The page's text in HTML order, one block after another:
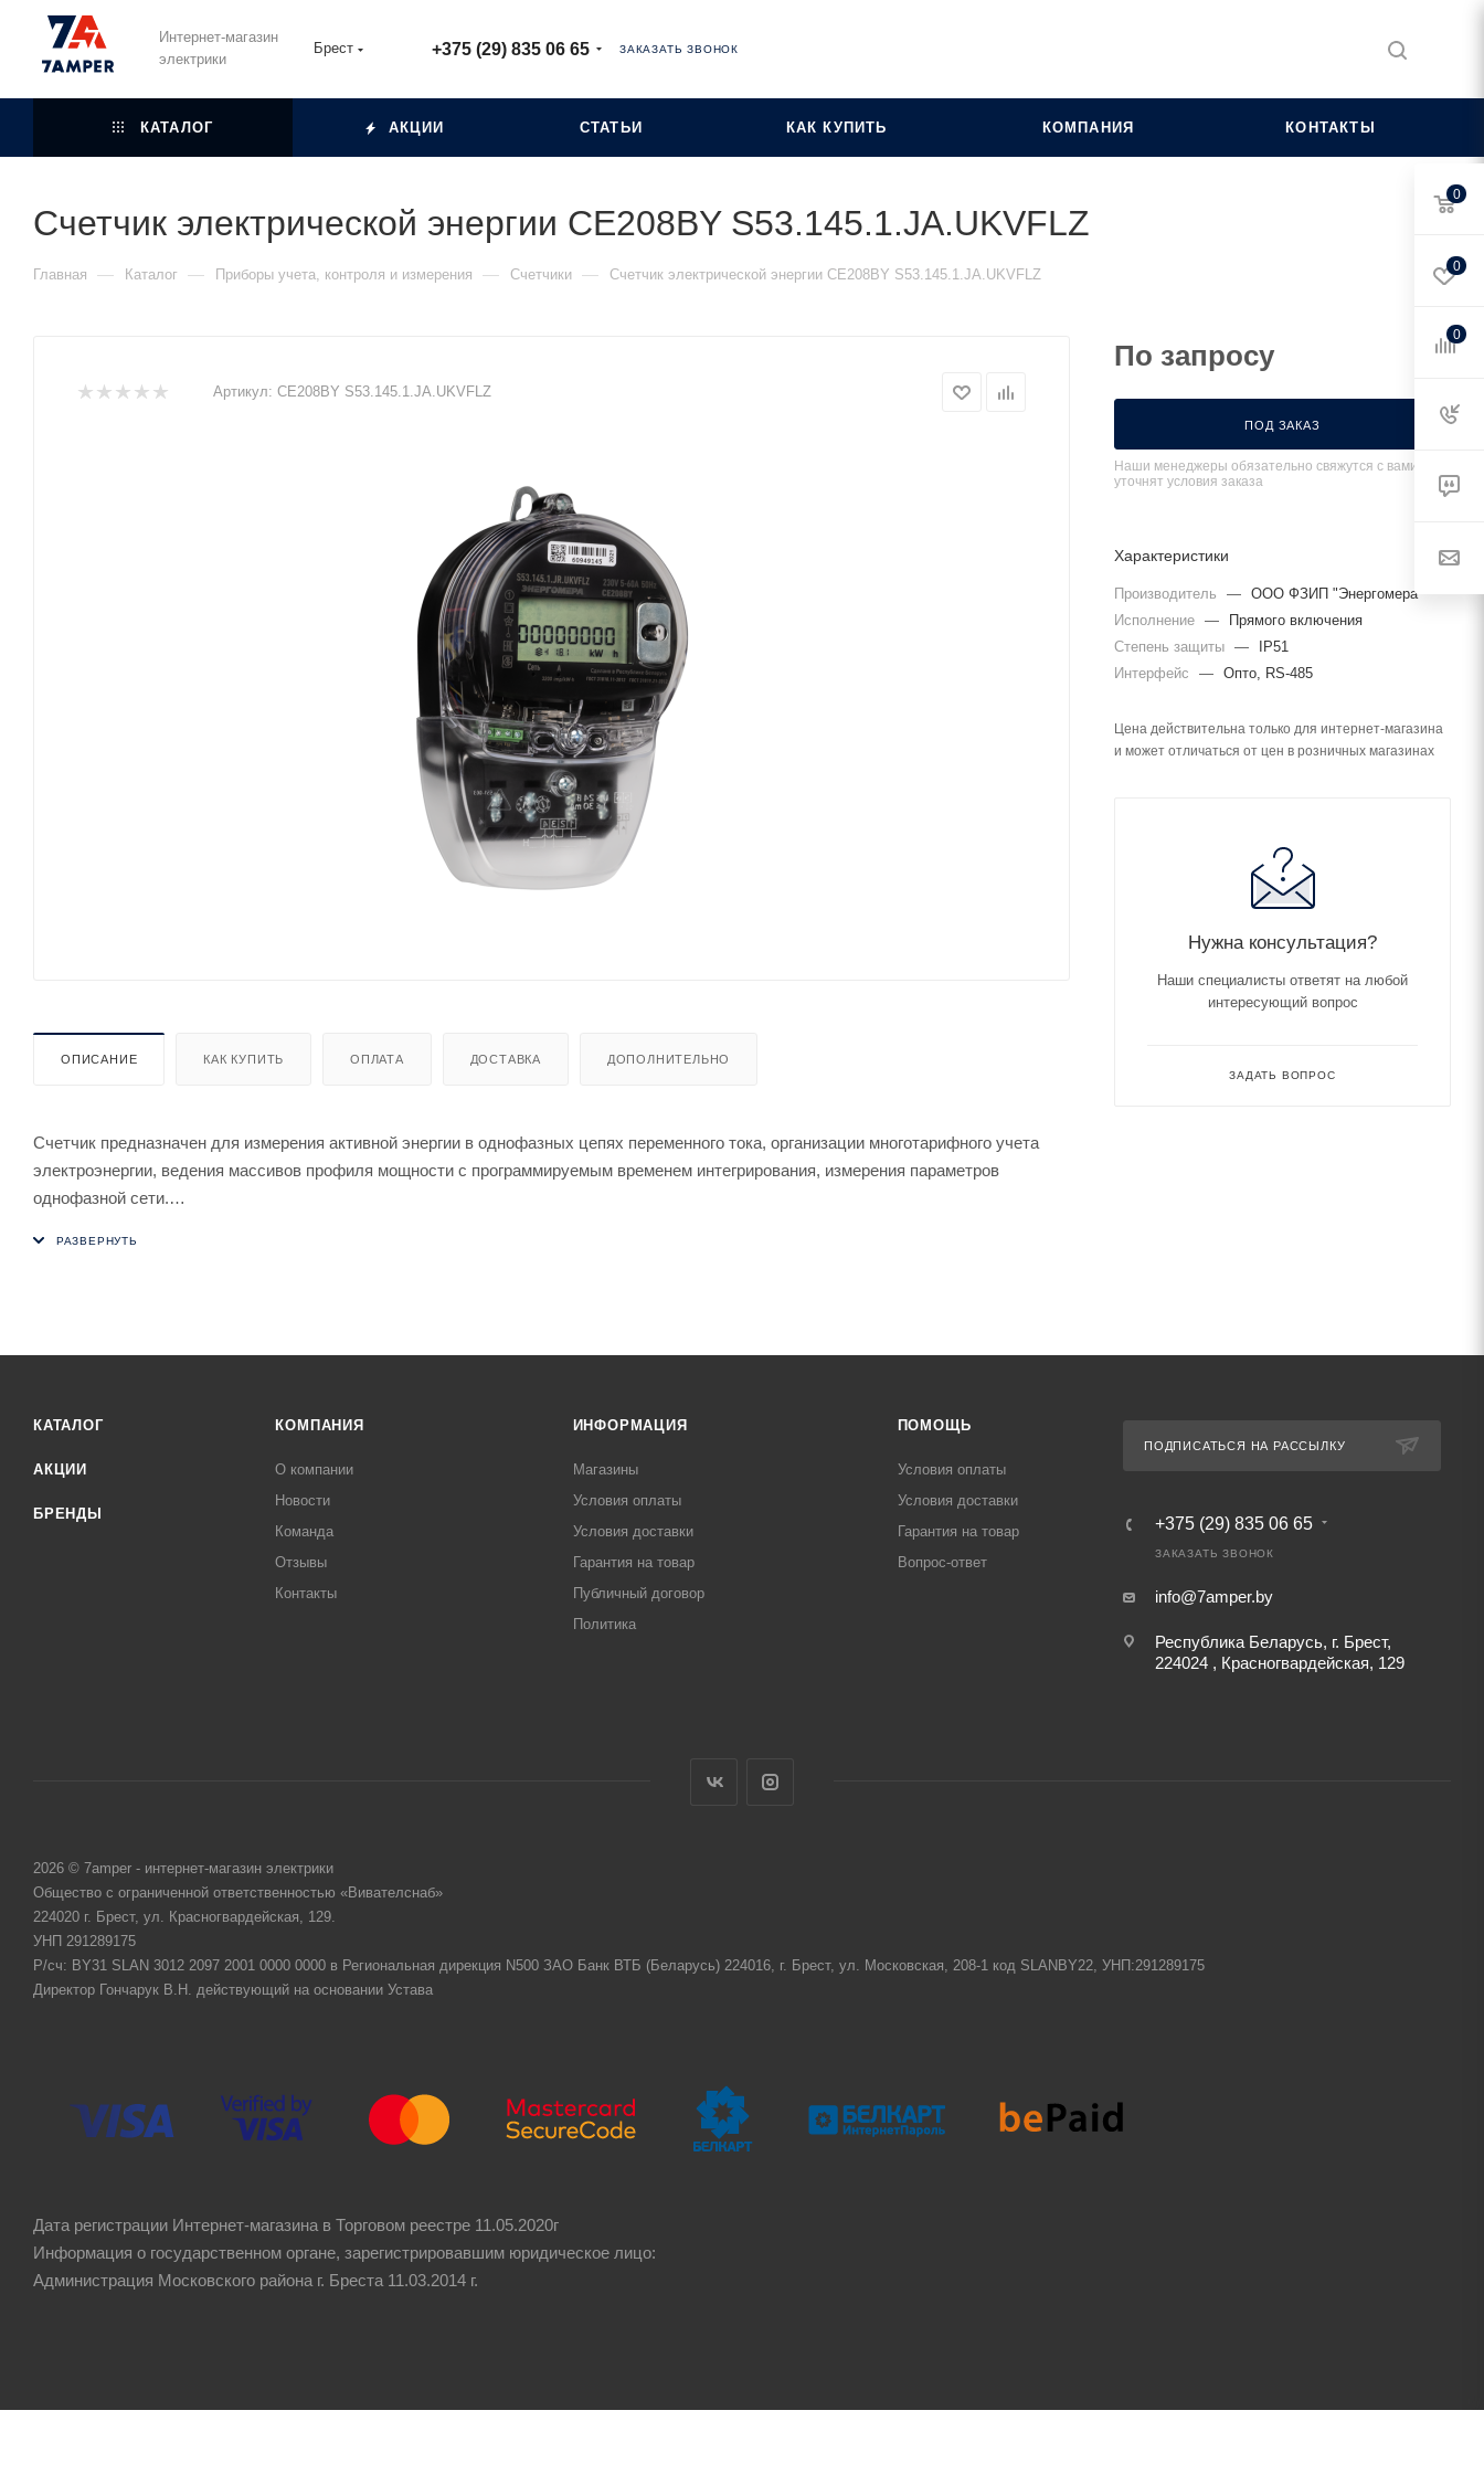
Интернет-магазин
электрики
Брест +375 (29) 835 06 65 ЗАКАЗАТЬ ЗВОНОК
КАТАЛОГ АКЦИИ СТАТЬИ КАК КУПИТЬ КОМПАНИЯ КОНТАКТЫ
Счетчик электрической энергии СЕ208BY S53.145.1.JA.UKVFLZ
Главная — Каталог — Приборы учета, контроля и измерения — Счетчики — Счетчик электрической энергии СЕ208BY S53.145.1.JA.UKVFLZ
Артикул: СЕ208BY S53.145.1.JA.UKVFLZ
ОПИСАНИЕ КАК КУПИТЬ ОПЛАТА ДОСТАВКА ДОПОЛНИТЕЛЬНО
Счетчик предназначен для измерения активной энергии в однофазных цепях переменного тока, организации многотарифного учета
электроэнергии, ведения массивов профиля мощности с программируемым временем интегрирования, измерения параметров
однофазной сети.
По запросу
ПОД ЗАКАЗ
Наши менеджеры обязательно свяжутся с вами и
уточнят условия заказа
Характеристики
Производитель — ООО ФЗИП "Энергомера"
Исполнение —
Прямого включения
Степень защиты —
IP51
Интерфейс
— Опто, RS-485
Цена действительна только для интернет-магазина
и может отличаться от цен в розничных магазинах
Нужна консультация?
Наши специалисты ответят на любой
интересующий вопрос
ЗАДАТЬ ВОПРОС
КАТАЛОГ
АКЦИИ
БРЕНДЫ
КОМПАНИЯ
О компании
Новости
Команда
Отзывы
Контакты
ИНФОРМАЦИЯ
Магазины
Условия оплаты
Условия доставки
Гарантия на товар
Публичный договор
Политика
ПОМОЩЬ
Условия оплаты
Условия доставки
Гарантия на товар
Вопрос-ответ
ПОДПИСАТЬСЯ НА РАССЫЛКУ
+375 (29) 835 06 65
ЗАКАЗАТЬ ЗВОНОК
info@7amper.by
Республика Беларусь, г. Брест,
224024 , Красногвардейская, 129
2026 © 7amper - интернет-магазин электрики
Общество с ограниченной ответственностью «Вивателснаб»
224020 г. Брест, ул. Красногвардейская, 129.
УНП 291289175
Р/сч: BY31 SLAN 3012 2097 2001 0000 0000 в Региональная дирекция N500 ЗАО Банк ВТБ (Беларусь) 224016, г. Брест, ул. Московская, 208-1 код SLANBY22, УНП:291289175
Директор Гончарук В.Н. действующий на основании Устава
Дата регистрации Интернет-магазина в Торговом реестре 11.05.2020г
Информация о государственном органе, зарегистрировавшим юридическое лицо:
Администрация Московского района г. Бреста 11.03.2014 г.
0
0
0